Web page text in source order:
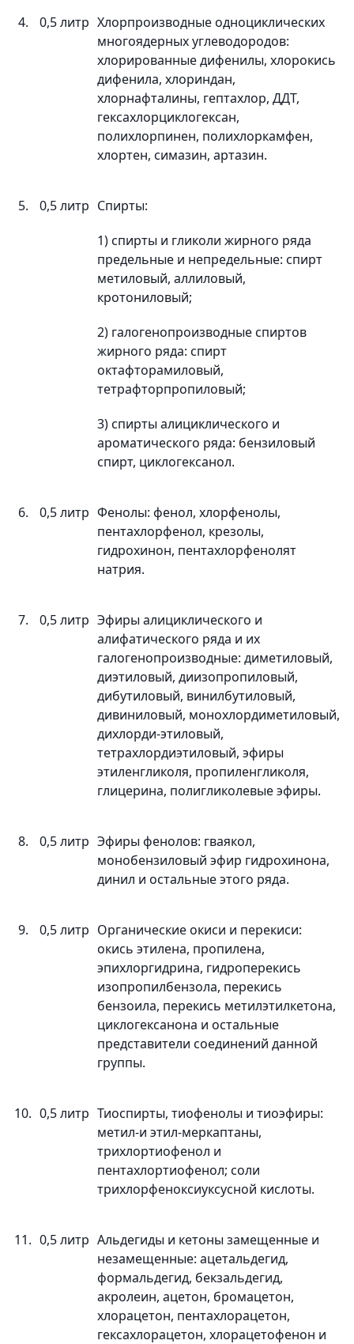
4. 0,5 литр Хлорпроизводные одноциклических
многоядерных углеводородов:
хлорированные дифенилы, хлорокись
дифенила, хлориндан,
хлорнафталины, гептахлор, ДДТ,
гексахлорциклогексан,
полихлорпинен, полихлоркамфен,
хлортен, симазин, артазин.
5. 0,5 литр Спирты:
1) спирты и гликоли жирного ряда
предельные и непредельные: спирт
метиловый, аллиловый,
кротониловый;
2) галогенопроизводные спиртов
жирного ряда: спирт
октафторамиловый,
тетрафторпропиловый;
3) спирты алициклического и
ароматического ряда: бензиловый
спирт, циклогексанол.
6. 0,5 литр Фенолы: фенол, хлорфенолы,
пентахлорфенол, крезолы,
гидрохинон, пентахлорфенолят
натрия.
7. 0,5 литр Эфиры алициклического и
алифатического ряда и их
галогенопроизводные: диметиловый,
диэтиловый, диизопропиловый,
дибутиловый, винилбутиловый,
дивиниловый, монохлордиметиловый,
дихлорди-этиловый,
тетрахлордиэтиловый, эфиры
этиленгликоля, пропиленгликоля,
глицерина, полигликолевые эфиры.
8. 0,5 литр Эфиры фенолов: гваякол,
монобензиловый эфир гидрохинона,
динил и остальные этого ряда.
9. 0,5 литр Органические окиси и перекиси:
окись этилена, пропилена,
эпихлоргидрина, гидроперекись
изопропилбензола, перекись
бензоила, перекись метилэтилкетона,
циклогексанона и остальные
представители соединений данной
группы.
10. 0,5 литр Тиоспирты, тиофенолы и тиоэфиры:
метил-и этил-меркаптаны,
трихлортиофенол и
пентахлортиофенол; соли
трихлорфеноксиуксусной кислоты.
11. 0,5 литр Альдегиды и кетоны замещенные и
незамещенные: ацетальдегид,
формальдегид, бекзальдегид,
акролеин, ацетон, бромацетон,
хлорацетон, пентахлорацетон,
гексахлорацетон, хлорацетофенон и